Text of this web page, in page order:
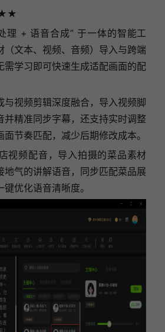
理 + 语音合成” 于一体的智能工
（文本、视频、音频）导入与跨端
需学习即可快速生成适配画面的配
与视频剪辑深度融合，导入视频脚
并精准同步字幕，还支持实时调整
节奏匹配，减少后期修改成本。
视频配音，导入拍摄的菜品素材
地气的讲解语音，同步匹配菜品展
优化语音清晰度。